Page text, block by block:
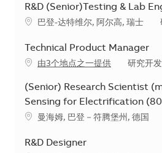
R&D (Senior)Testing & Lab
地点巴登-达特维尔, 阿尔高, 瑞士
Technical Product Manager
由3个地点之一提供 类别
研究开发
(Senior) Research Scientist
Sensing for Electrification
地点曼海姆, 巴登－符腾堡州, 德国
R&D Designer